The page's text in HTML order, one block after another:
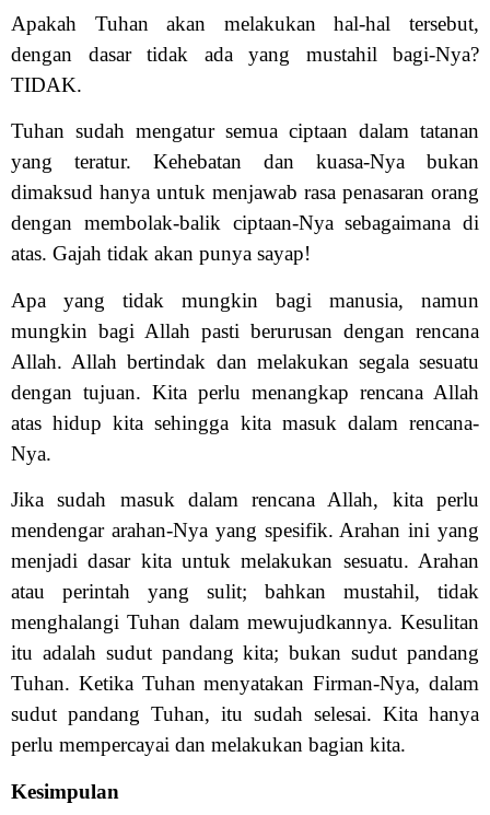
Apakah Tuhan akan melakukan hal-hal tersebut,
dengan dasar tidak ada yang mustahil bagi-Nya?
TIDAK.
Tuhan sudah mengatur semua ciptaan dalam tatanan
yang teratur. Kehebatan dan kuasa-Nya bukan
dimaksud hanya untuk menjawab rasa penasaran orang
dengan membolak-balik ciptaan-Nya sebagaimana di
atas. Gajah tidak akan punya sayap!
Apa yang tidak mungkin bagi manusia, namun
mungkin bagi Allah pasti berurusan dengan rencana
Allah. Allah bertindak dan melakukan segala sesuatu
dengan tujuan. Kita perlu menangkap rencana Allah
atas hidup kita sehingga kita masuk dalam rencana-
Nya.
Jika sudah masuk dalam rencana Allah, kita perlu
mendengar arahan-Nya yang spesifik. Arahan ini yang
menjadi dasar kita untuk melakukan sesuatu. Arahan
atau perintah yang sulit; bahkan mustahil, tidak
menghalangi Tuhan dalam mewujudkannya. Kesulitan
itu adalah sudut pandang kita; bukan sudut pandang
Tuhan. Ketika Tuhan menyatakan Firman-Nya, dalam
sudut pandang Tuhan, itu sudah selesai. Kita hanya
perlu mempercayai dan melakukan bagian kita.
Kesimpulan